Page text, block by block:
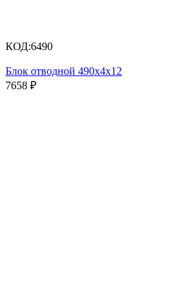
КОД:6490
Блок отводной 490х4х12
7658 ₽